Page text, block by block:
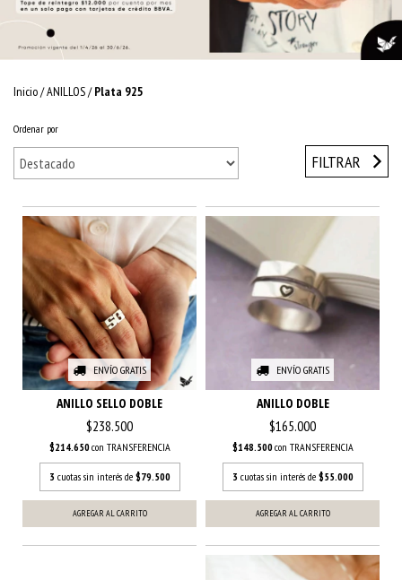
Inicio/ANILLOS/ Plata 925
Ordenar por
FILTRAR
ENVÍO GRATIS
ANILLO SELLO DOBLE
$238.500
$214.650con TRANSFERENCIA
3 cuotas sin interés de $79.500
ENVÍO GRATIS
ANILLO DOBLE
$165.000
$148.500con TRANSFERENCIA
3 cuotas sin interés de $55.000
AGREGAR AL CARRITO